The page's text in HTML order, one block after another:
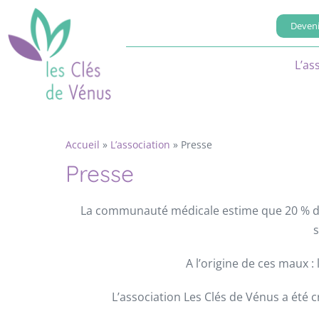
Accueil » L’association » Presse
Presse
La communauté médicale estime que 20
A l’origine de ces maux
L’association Les Clés de Vénus a